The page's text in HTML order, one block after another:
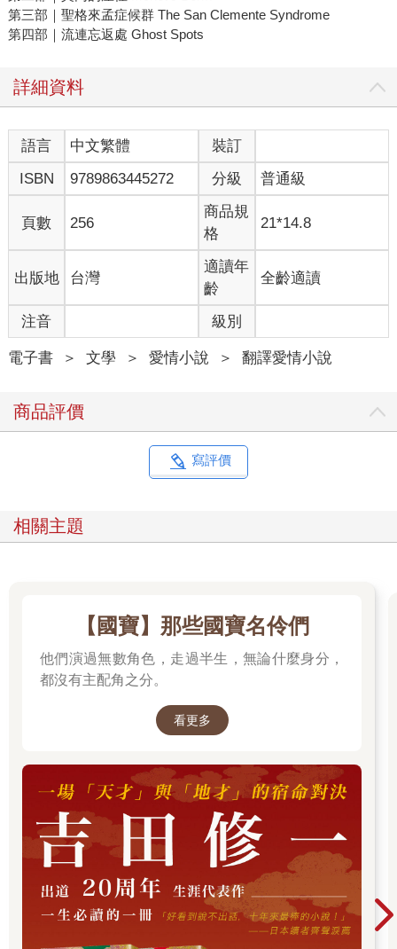
第三部｜聖格來孟症候群 The San Clemente Syndrome
第四部｜流連忘返處 Ghost Spots
詳細資料
語言 中文繁體
裝訂
ISBN
9789863445272 分級 普通級
頁數 256
商品規
格
21*14.8
出版地 台灣
適讀年
齡
全齡適讀
注音 級別
電子書 ＞ 文學 ＞ 愛情小說 ＞ 翻譯愛情小說
商品評價
寫評價
相關主題
【國寶】那些國寶名伶們
他們演過無數角色，走過半生，無論什麼身分，
都沒有主配角之分。
看更多